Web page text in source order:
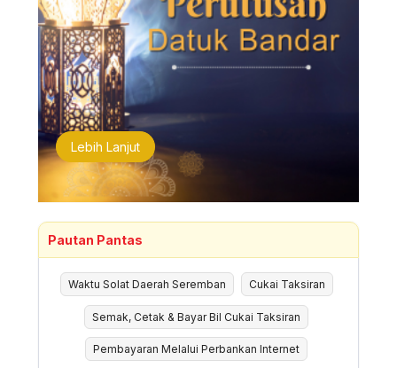
Lebih Lanjut
Pautan Pantas
Waktu Solat Daerah Seremban Cukai Taksiran
Semak, Cetak & Bayar Bil Cukai Taksiran
Pembayaran Melalui Perbankan Internet